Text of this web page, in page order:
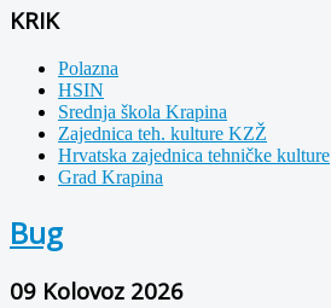
KRIK
Polazna
HSIN
Srednja škola Krapina
Zajednica teh. kulture KZŽ
Hrvatska zajednica tehničke kulture
Grad Krapina
Bug
09 Kolovoz 2026